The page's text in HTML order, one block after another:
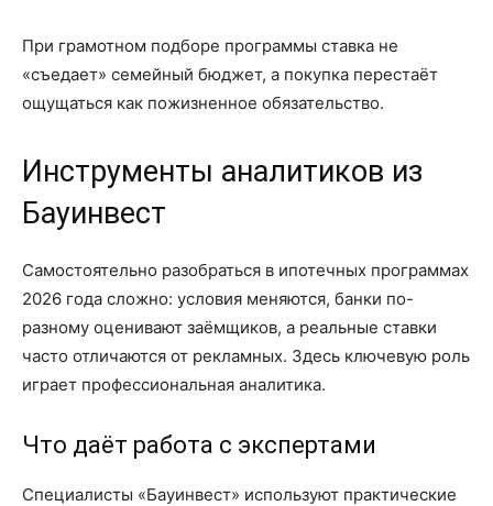
При грамотном подборе программы ставка не
«съедает» семейный бюджет, а покупка перестаёт
ощущаться как пожизненное обязательство.
Инструменты аналитиков из
Бауинвест
Самостоятельно разобраться в ипотечных программах
2026 года сложно: условия меняются, банки по-
разному оценивают заёмщиков, а реальные ставки
часто отличаются от рекламных. Здесь ключевую роль
играет профессиональная аналитика.
Что даёт работа с экспертами
Специалисты «Бауинвест» используют практические